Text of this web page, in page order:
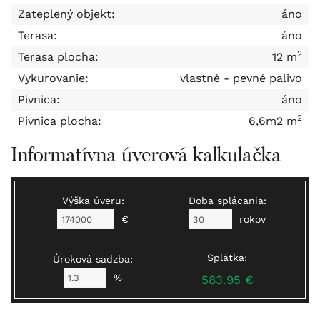
Zateplený objekt:
áno
Terasa:
áno
Terasa plocha:
12 m2
Vykurovanie:
vlastné - pevné palivo
Pivnica:
áno
Pivnica plocha:
6,6m2 m2
Informatívna úverová kalkulačka
Výška úveru:
€
Doba splácania:
rokov
Úroková sadzba:
%
Splátka:
583.95 €